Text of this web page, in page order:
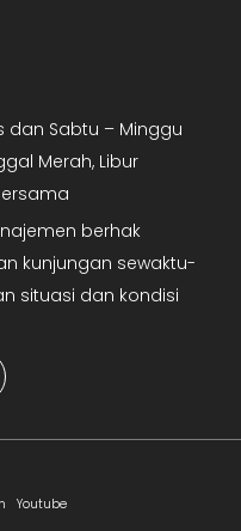
dan Sabtu – Minggu
Merah, Libur
berhak
kunjungan sewaktu-
situasi dan kondisi
Youtube